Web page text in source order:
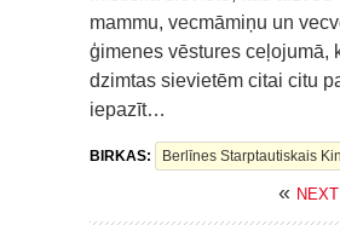
mammu, vecmāmiņu un
ģimenes vēstures ceļojumā,
dzimtas sievietēm citai citu
iepazīt…
BIRKAS: Berlīnes Starptautiskais
« NEXT